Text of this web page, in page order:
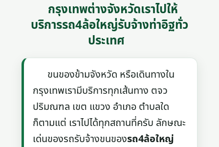
กรุงเทพต่างจังหวัดเราไปให้
บริการรถ4ล้อใหญ่รับจ้างท่าอิฐทั่ว
ประเทศ
ขนของข้ามจังหวัด หรือเดินทางใน
กรุงเทพเรามีบริการทุกเส้นทาง ตจว
ปริมณฑล เขต แขวง อำเภอ ตำบลใด
ก็ตามแต่ เราไปได้ทุกสถานที่ครับ ลักษณะ
เด่นของรถรับจ้างขนของรถ4ล้อใหญ่